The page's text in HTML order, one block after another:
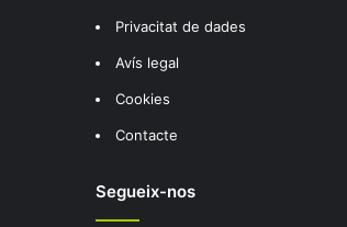
Privacitat de dades
Avís legal
Cookies
Contacte
Segueix-nos